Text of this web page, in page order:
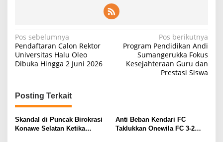
N
a
v
g
a
s
Pos sebelumnya
Pendaftaran Calon Rektor
Universitas Halu Oleo
Dibuka Hingga 2 Juni 2026
Pos berikutnya
Program Pendidikan Andi
Sumangerukka Fokus
Kesejahteraan Guru dan
Prestasi Siswa
Posting Terkait
Skandal di Puncak Birokrasi
Konawe Selatan Ketika
Anti Beban Kendari FC
Taklukkan Onewila FC 3-2